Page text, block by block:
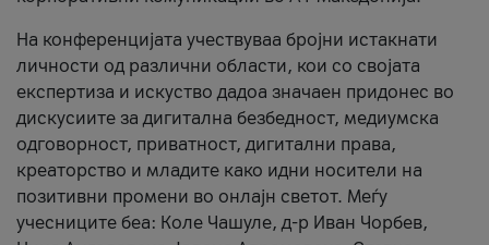
На конференцијата учествуваа бројни истакнати
личности од различни области, кои со својата
експертиза и искуство дадоа значаен придонес во
дискусиите за дигитална безбедност, медиумска
одговорност, приватност, дигитални права,
креаторство и младите како идни носители на
позитивни промени во онлајн светот. Меѓу
учесниците беа: Коле Чашуле, д-р Иван Чорбев,